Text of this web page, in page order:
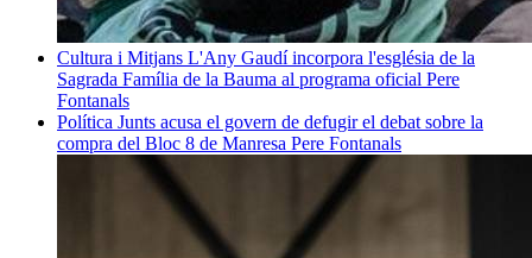
Cultura i Mitjans L'Any Gaudí incorpora l'església de la
Sagrada Família de la Bauma al programa oficial Pere
Fontanals
Política Junts acusa el govern de defugir el debat sobre la
compra del Bloc 8 de Manresa Pere Fontanals